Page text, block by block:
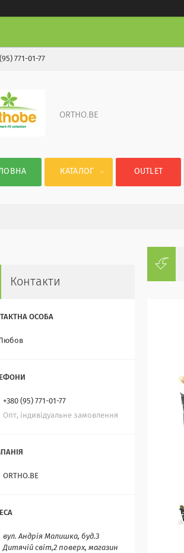
771-01-77
ORTHO.BE
КАТАЛОГ OUTLET
Контакти
+380 (95) 771-01-77
Опт, індивідуальне замовлення
ORTHO.BE
вул. Андрія Малишка, буд.3
Дитячій світ,2 поверх, магазин